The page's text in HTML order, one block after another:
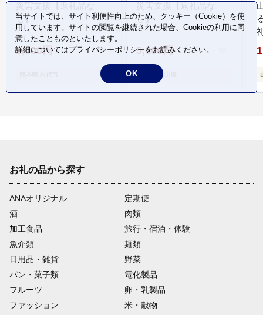
災害支援【返礼品な
し】
1,000円
災害支援【返礼品な
し】
5,000円
熊本県 氷川町
お礼の品から探す
ANAオリジナル
定期便
酒
肉類
加工食品
旅行・宿泊・体験
魚介類
麺類
日用品・雑貨
野菜
パン・菓子類
電化製品
フルーツ
卵・乳製品
ファッション
米・穀物
当サイトでは、サイト利便性向上のため、クッキー（Cookie）を使
用しています。サイトの閲覧を継続された場合、Cookieの利用に同
意したことものといたします。
詳細についてはプライバシーポリシーをお読みください。
OK